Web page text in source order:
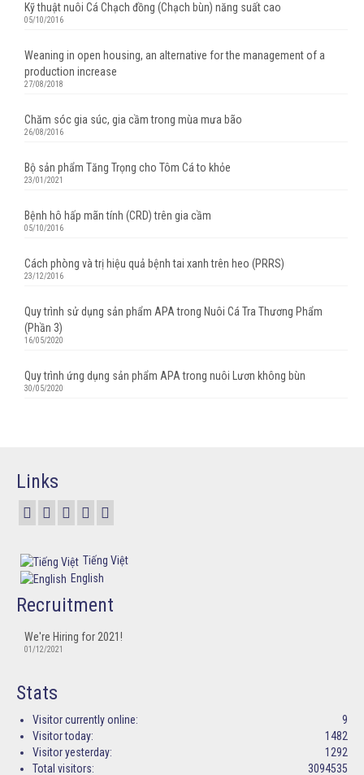
Kỹ thuật nuôi Cá Chạch đồng (Chạch bùn) năng suất cao
05/10/2016
Weaning in open housing, an alternative for the management of a
production increase
27/08/2018
Chăm sóc gia súc, gia cầm trong mùa mưa bão
26/08/2016
Bộ sản phẩm Tăng Trọng cho Tôm Cá to khỏe
23/01/2021
Bệnh hô hấp mãn tính (CRD) trên gia cầm
05/10/2016
Cách phòng và trị hiệu quả bệnh tai xanh trên heo (PRRS)
23/12/2016
Quy trình sử dụng sản phẩm APA trong Nuôi Cá Tra Thương Phẩm
(Phần 3)
16/05/2020
Quy trình ứng dụng sản phẩm APA trong nuôi Lươn không bùn
30/05/2020
Links
Tiếng Việt
English
Recruitment
We're Hiring for 2021!
01/12/2021
Stats
9
Visitor currently online:
1482
Visitor today:
1292
Visitor yesterday:
3094535
Total visitors: